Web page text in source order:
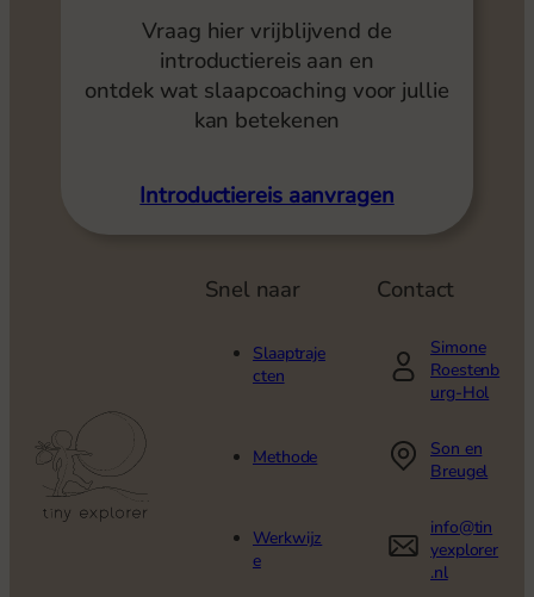
Vraag hier vrijblijvend de
introductiereis aan en
ontdek wat slaapcoaching voor jullie
kan betekenen
Introductiereis aanvragen
Snel naar
Slaaptraje
cten
Methode
Werkwijz
e
Contact
Simone
Roestenb
urg-Hol
Son en
Breugel
info@tin
yexplorer
.nl